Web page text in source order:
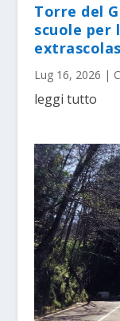
Torre del
scuole per
Lug 16, 2026 |
leggi tutto